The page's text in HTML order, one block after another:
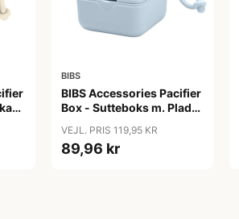
BIBS
BIBS Accessories Pacifier
Box - Sutteboks m. Plads
VEJL. PRIS 119,95 KR
89,96 kr